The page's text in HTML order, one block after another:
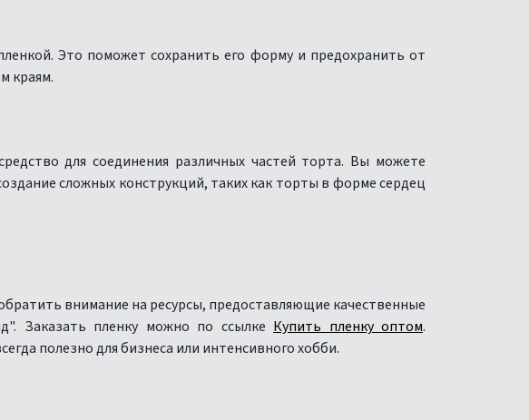
Это поможет сохранить его форму и предохранить от
краям.
для соединения различных частей торта. Вы можете
сложных конструкций, таких как торты в форме сердец
внимание на ресурсы, предоставляющие качественные
Заказать пленку можно по ссылке Купить пленку оптом.
полезно для бизнеса или интенсивного хобби.